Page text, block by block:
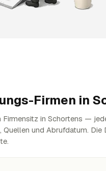
Firmen in
in Schortens —
Quellen und Abrufdatum. Die